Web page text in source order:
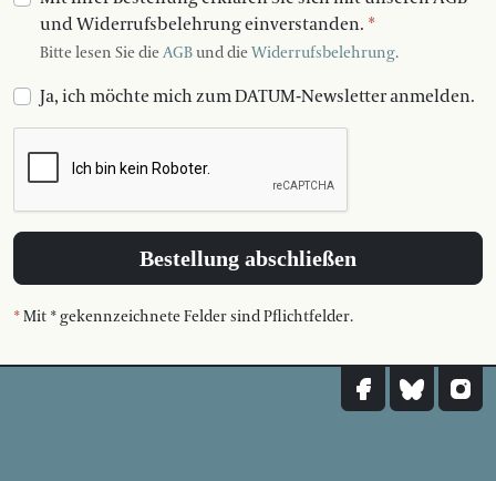
und Widerrufsbelehrung einverstanden. *
Bitte lesen Sie dieAGBund dieWiderrufsbelehrung.
Ja, ich möchte mich zum DATUM-Newsletter anmelden.
Bestellung abschließen
*Mit * gekennzeichnete Felder sind Pflichtfelder.